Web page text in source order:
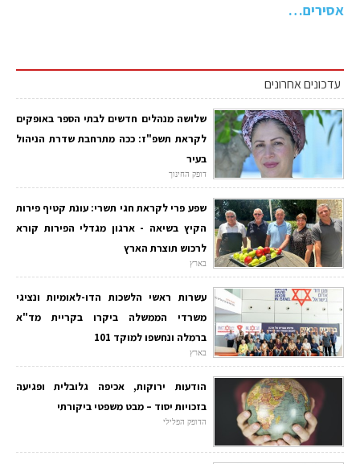
אסירים…
עדכונים אחרונים
שלושה מנהלים חדשים לבתי הספר באופקים
לקראת תשפ"ז: ככה מתרחבת שדרת הניהול
בעיר
דופק החינוך
שפע פרי לקראת חגי תשרי: עונת קטיף פירות
הקיץ בשיאה - ארגון מגדלי הפירות קורא
לרכוש תוצרת הארץ
בארץ
עשרות ראשי הלשכות הדו-לאומיות ונציגי
משרדי הממשלה ביקרו בקריית מד"א
ברמלה ונחשפו למוקד 101
בארץ
הודעות ירוקות, אכיפה גלובלית ופגיעה
בזכויות יסוד – מבט משפטי ביקורתי
הדופק הפלילי